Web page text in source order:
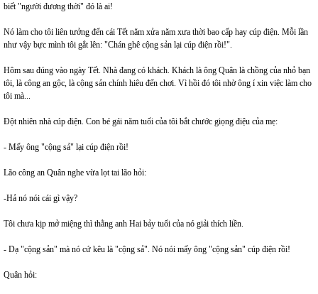
biết "người đương thời" đó là ai!
Nó làm cho tôi liên tưởng đến cái Tết năm xửa năm xưa thời bao cấp hay cúp điện. Mỗi lần
như vậy bực mình tôi gắt lên: "Chán ghê cộng sản lại cúp điện rồi!".
Hôm sau đúng vào ngày Tết. Nhà đang có khách. Khách là ông Quân là chồng của nhỏ bạn
tôi, là công an gộc, là cộng sản chính hiêu đến chơi. Vì hồi đó tôi nhờ ông í xin việc làm cho
tôi mà...
Đột nhiên nhà cúp điện. Con bé gái năm tuổi của tôi bắt chước giọng điệu của mẹ:
- Mấy ông "cộng sả" lại cúp điện rồi!
Lão công an Quân nghe vừa lọt tai lão hỏi:
-Hả nó nói cái gì vậy?
Tôi chưa kịp mở miệng thì thằng anh Hai bảy tuổi của nó giải thích liền.
- Dạ "cộng sản" mà nó cứ kêu là "cộng sả". Nó nói mấy ông "cộng sản" cúp điện rồi!
Quân hỏi: